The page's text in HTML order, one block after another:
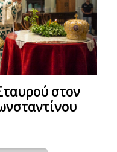
στον